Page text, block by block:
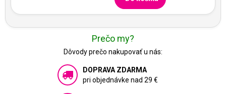
Prečo my?
Dôvody prečo nakupovať u nás:
DOPRAVA ZDARMA
pri objednávke nad 29 €